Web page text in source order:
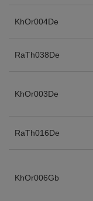
KhOr004De
RaTh038De
KhOr003De
RaTh016De
KhOr006Gb